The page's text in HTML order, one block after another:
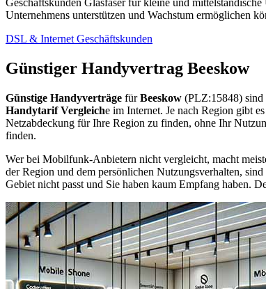
Geschäftskunden Glasfaser für kleine und
Unternehmens unterstützen und Wachstum ermöglichen
DSL & Internet Geschäftskunden
Günstiger Handyvertrag Beeskow
Günstige Handyverträge fürBeeskow (PLZ:15848) sind
Handytarif Vergleiche im Internet. Je nach Region gibt
Netzabdeckung für Ihre Region zu finden, ohne Ihr
finden.
Wer bei Mobilfunk-Anbietern nicht vergleicht, macht
der Region und dem persönlichen Nutzungsverhalten,
Gebiet nicht passt und Sie haben kaum Empfang haben.